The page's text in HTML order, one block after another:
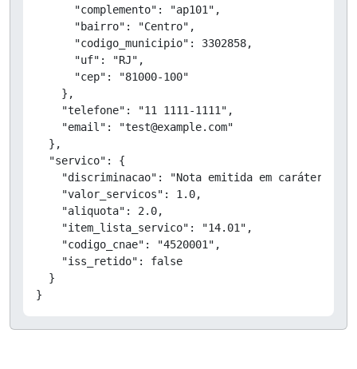
      "complemento": "ap101",
      "bairro": "Centro",
      "codigo_municipio": 3302858,
      "uf": "RJ",
      "cep": "81000-100"
    },
    "telefone": "11 1111-1111",
    "email": "test@example.com"
  },
  "servico": {
"discriminacao": "Nota emitida em caráter de
    "valor_servicos": 1.0,
    "aliquota": 2.0,
    "item_lista_servico": "14.01",
    "codigo_cnae": "4520001",
    "iss_retido": false
  }
}